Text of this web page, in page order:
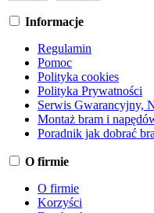
Informacje
Regulamin
Pomoc
Polityka cookies
Polityka Prywatności
Serwis Gwarancyjny,
Montaż bram i
Poradnik jak dobrać
O firmie
O firmie
Korzyści